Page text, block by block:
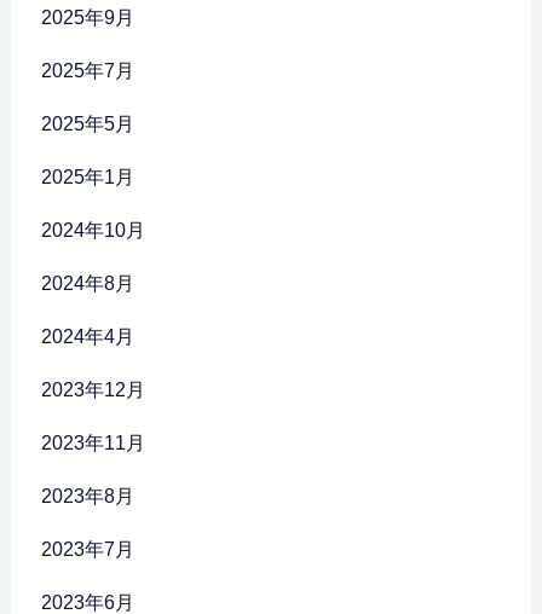
2025年9月
2025年7月
2025年5月
2025年1月
2024年10月
2024年8月
2024年4月
2023年12月
2023年11月
2023年8月
2023年7月
2023年6月